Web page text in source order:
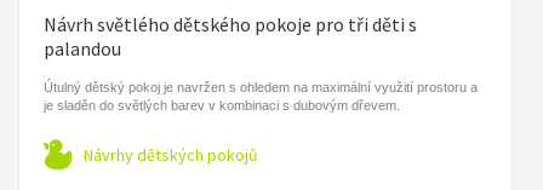
Návrh světlého dětského pokoje pro tři děti s
palandou
Útulný dětský pokoj je navržen s ohledem na maximální využití prostoru a
je sladěn do světlých barev v kombinaci s dubovým dřevem.
Návrhy dětských pokojů